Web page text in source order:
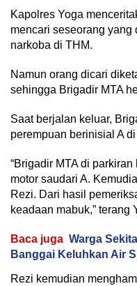
Kapolres Yoga
mencari seseorang yang
narkoba di THM.
Namun orang dicari
sehingga Brigadir MTA
Saat berjalan keluar,
perempuan berinisial A
“Brigadir MTA di
motor saudari A.
Rezi. Dari hasil
keadaan mabuk,” terang
Baca juga Warga
Banggai Keluhkan Air
Rezi kemudian